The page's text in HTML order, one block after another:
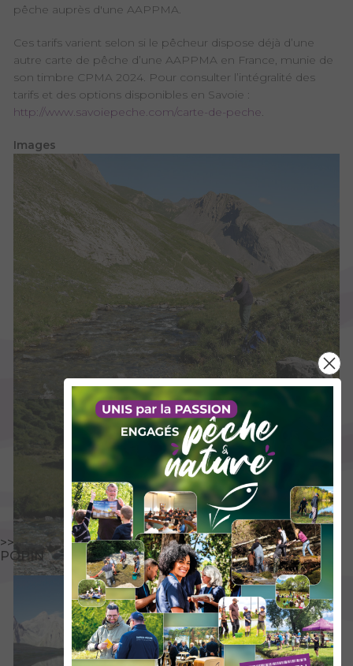
>>
POPIN
pêche auprès d'une AAPPMA.
Ces tarifs varient selon si le pêcheur dispose déjà d’une
autre carte de pêche d’une AAPPMA en France, munie de
son timbre CPMA 2024. Pour consulter l’intégralité des
tarifs et des options disponibles en Savoie :
http://www.savoiepeche.com/carte-de-peche.
Images